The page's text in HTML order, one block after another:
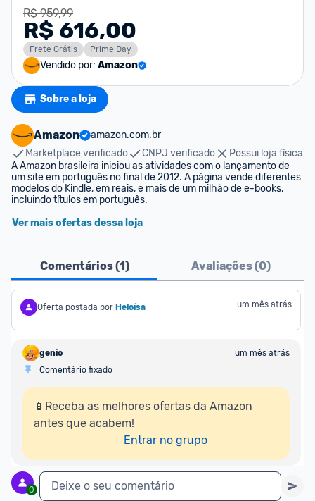
R$ 959,99
R$ 616,00
Frete Grátis Prime Day
Vendido por: Amazon
Sobre a loja
Amazon
amazon.com.br
Marketplace verificado
CNPJ verificado
Possui loja física
A Amazon brasileira iniciou as atividades com o lançamento de
um site em português no final de 2012. A página vende diferentes
modelos do Kindle, em reais, e mais de um milhão de e-books,
incluindo títulos em português.
Ver mais ofertas dessa loja
Comentários (1) Avaliações (0)
Oferta postada por Heloísa um mês atrás
genio
um mês atrás
Comentário fixado
📱Receba as melhores ofertas da Amazon
antes que acabem!
Entrar no grupo
0 Deixe o seu comentário